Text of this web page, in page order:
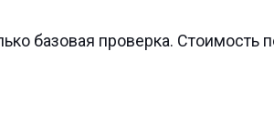
базовая проверка.